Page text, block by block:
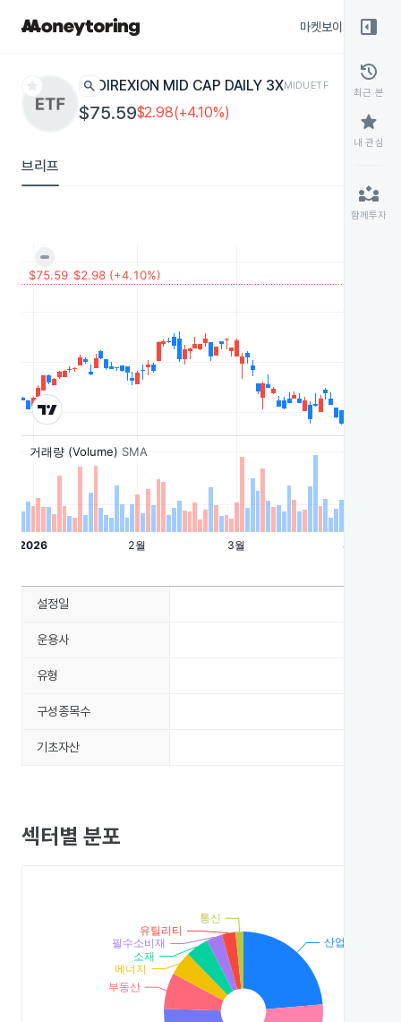
마켓보이스
star search DIREXION MID CAP DAILY 3XMIDUETF
$75.59$2.98(+4.10%)
브리프
right_panel_open
history
최근 본
star
내 관심
partner_exchange
함께투자